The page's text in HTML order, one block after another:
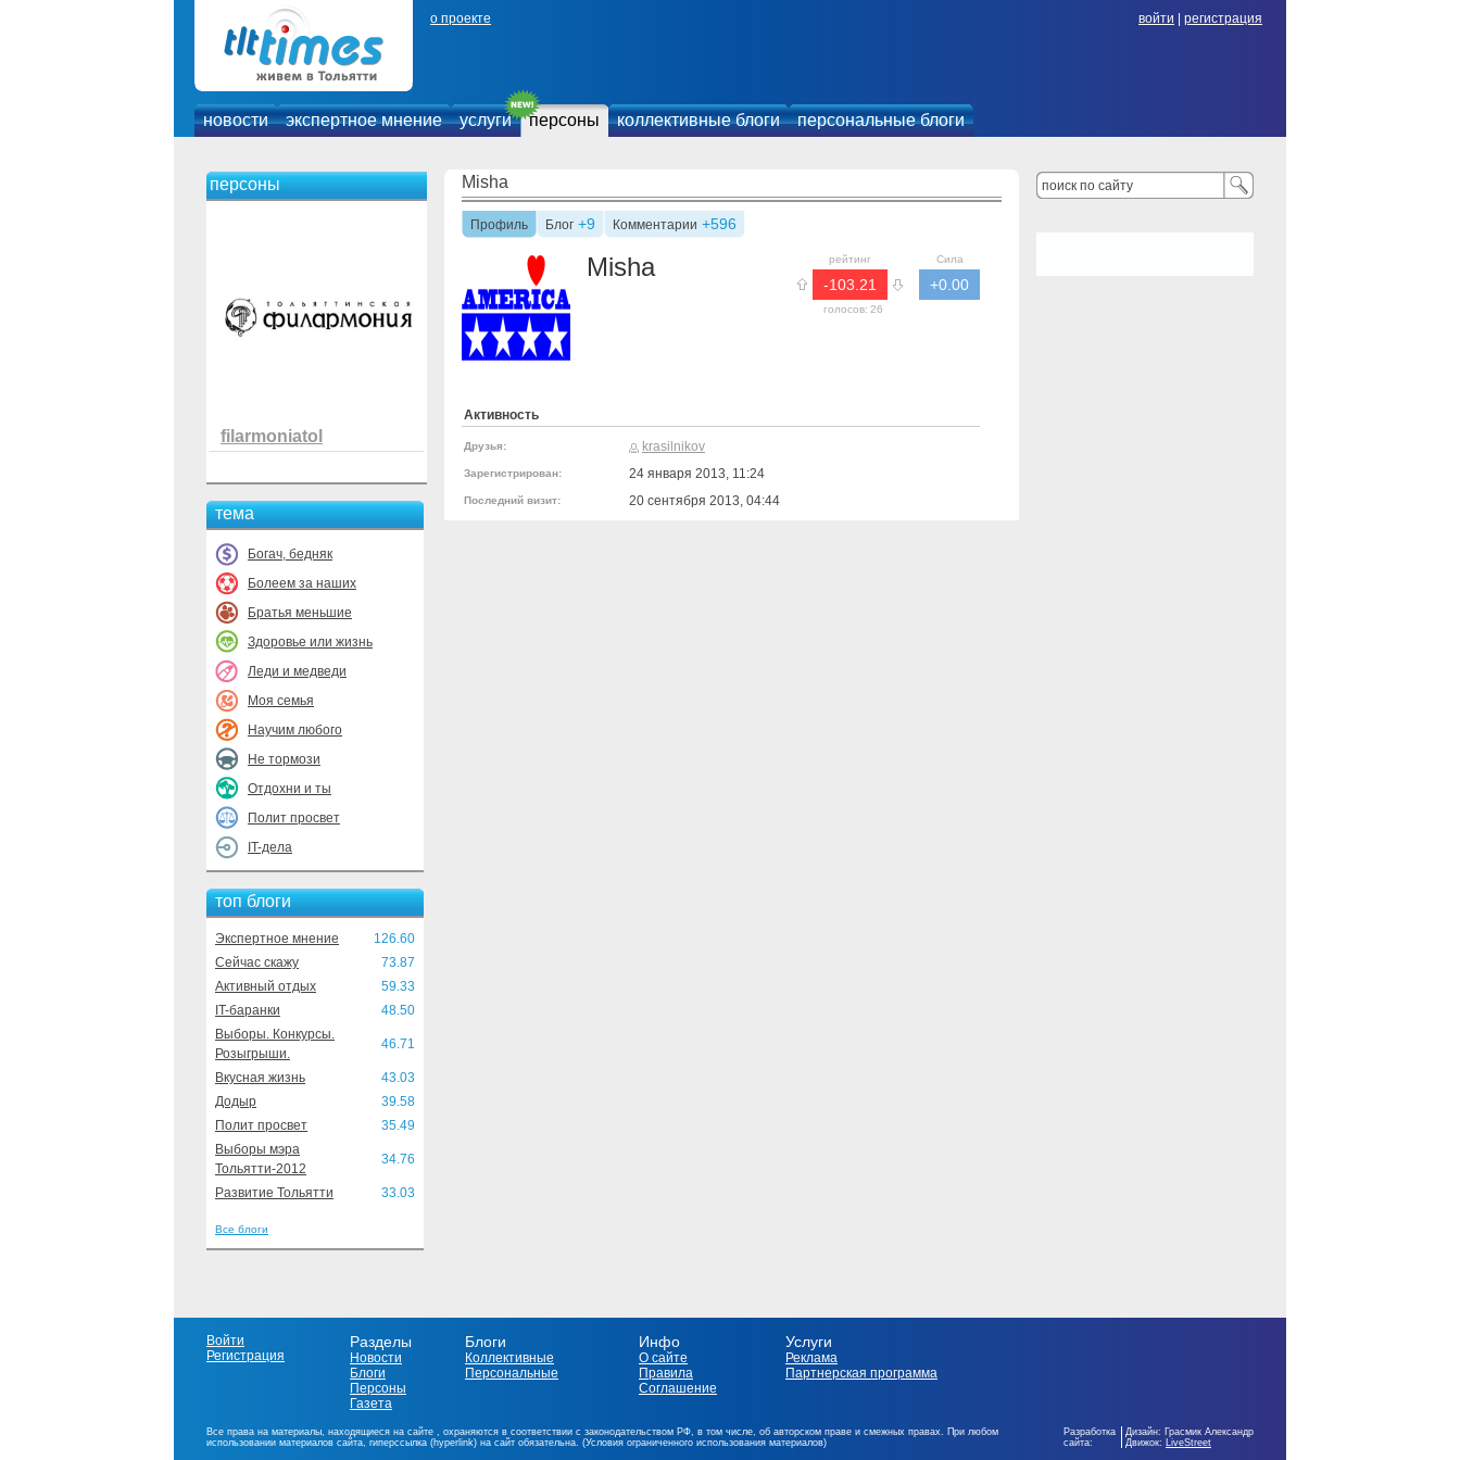
о проекте войти регистрация
новости экспертное мнение услуги персоны коллективные блоги персональные блоги
персоны
filarmoniatol
тема
Богач, бедняк
Болеем за наших
Братья меньшие
Здоровье или жизнь
Леди и медведи
Моя семья
Научим любого
Не тормози
Отдохни и ты
Полит просвет
IT-дела
топ блоги
Экспертное мнение
126.60
Сейчас скажу
73.87
Активный отдых
59.33
IT-баранки
48.50
Выборы. Конкурсы.
Розыгрыши.
46.71
Вкусная жизнь
43.03
Додыр
39.58
Полит просвет
35.49
Выборы мэра
Тольятти-2012
34.76
Развитие Тольятти 33.03
Все блоги
Misha
Профиль Блог +9 Комментарии +596
Сила
+0.00
рейтинг
-103.21
голосов: 26
Misha
Активность
Друзья: krasilnikov
Зарегистрирован: 24 января 2013, 11:24
Последний визит: 20 сентября 2013, 04:44
Войти
Регистрация
Разделы
Новости
Блоги
Персоны
Газета
Блоги
Коллективные
Персональные
Инфо
О сайте
Правила
Соглашение
Услуги
Реклама
Партнерская программа
Все права на материалы, находящиеся на сайте , охраняются в соответствии с законодательством РФ, в том числе, об авторском праве и смежных правах. При любом
использовании материалов сайта, гиперссылка (hyperlink) на сайт обязательна. (Условия ограниченного использования материалов)
Разработка
сайта:
Дизайн: Грасмик Александр
Движок: LiveStreet